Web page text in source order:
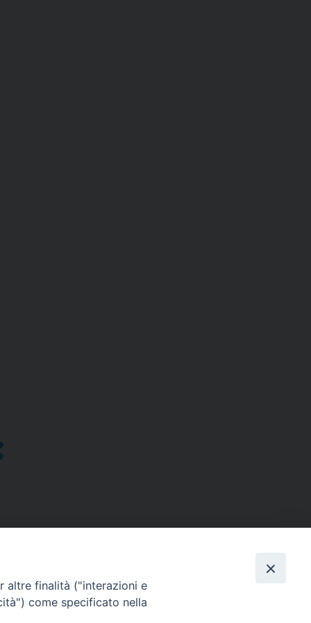
altre finalità ("interazioni e
come specificato nella